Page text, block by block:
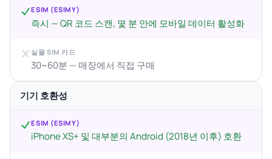
ESIM (ESIMY)
즉시 — QR 코드 스캔, 몇 분 안에 모바일 데이터 활성화
실물 SIM 카드
30~60분 — 매장에서 직접 구매
기기 호환성
ESIM (ESIMY)
iPhone XS+ 및 대부분의 Android (2018년 이후) 호환